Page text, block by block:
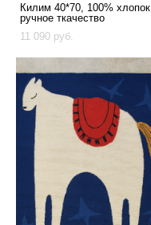
Килим 40*70, 100% хлопок,
ручное ткачество
11 090 pуб.